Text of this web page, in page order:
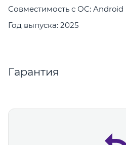
Совместимость с ОС: Android
Год выпуска: 2025
Гарантия